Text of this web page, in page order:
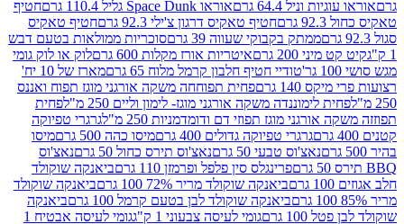
וניל 64.4 גרם
אוראו Space Dunk גליל 110.4 גרם
חטיף
חטיף טאקיס דרגון צ'ילי 92.3 גרם
חטיף טאקיס
ממתק בקבוקי שעווה 39 גרם
סוכריות ממולאות בטעם דבש
200 גרם
איטריות אורז מקלות 600 גרם
לוק או לוק גומי
טודיי חטיף חלבון קרמל מלוח 65 גרם
מארז של 10 יח'
140 גרם
פחית תפוחחה משקה אורגני מוגז תפוח ואננס
לימוננדה משקה אורגני מוגז- לימון וליים 250 מ"ל
פחית
מוגז תפוזי דם ודומדמניות 250 מ"ל
גרגרי טפיוקה
גרגרי טפיוקה גדולים 400 גרם
מיסו כהה 500 גרם
מיסו
נאצ'וס טבעי 50 גרם
נאצ'וס תירס כחול 50 גרם
נאצ'וס
פרינגלס סין פלפל ופרמזן 110 גרם
ביאנקה שוקולד
ביאנקה שוקולד מריר 72% 100 גרם
ביאנקה שוקולד
ביאנקה שוקולד לבן בטעם קרמל 100 גרם
ביאנקה
גרם
גומי לעיסה צבעוני 1 ק"ג גומי לעיסה אבטיח 1